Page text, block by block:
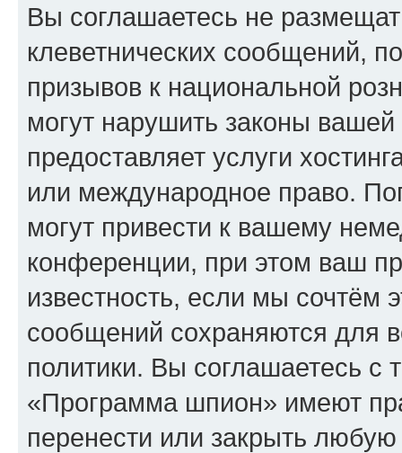
Вы соглашаетесь не
клеветнических сообщений,
призывов к национальной
могут нарушить законы
предоставляет услуги
или международное право.
могут привести к вашему
конференции, при этом ваш
известность, если мы сочтём
сообщений сохраняются для
политики. Вы соглашаетесь
«Программа шпион» имеют
перенести или закрыть